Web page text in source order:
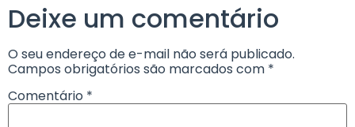
Deixe um comentário
O seu endereço de e-mail não será publicado.
Campos obrigatórios são marcados com *
Comentário *